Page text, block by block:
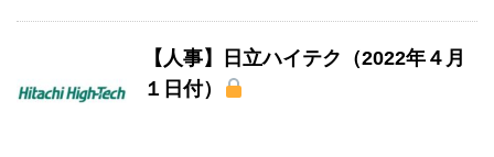
【人事】日立ハイテク（2022年４月
１日付）